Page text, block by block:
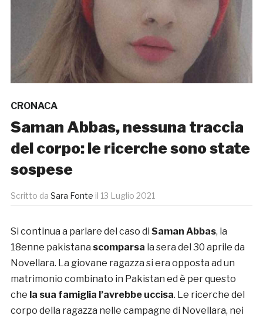
CRONACA
Saman Abbas, nessuna traccia
del corpo: le ricerche sono state
sospese
Scritto da Sara Fonte il 13 Luglio 2021
Si continua a parlare del caso di Saman Abbas, la
18enne pakistana scomparsa la sera del 30 aprile da
Novellara. La giovane ragazza si era opposta ad un
matrimonio combinato in Pakistan ed è per questo
che la sua famiglia l’avrebbe uccisa. Le ricerche del
corpo della ragazza nelle campagne di Novellara, nei